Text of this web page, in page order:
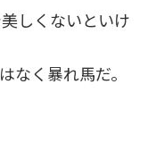
しくないといけ
なく暴れ馬だ。